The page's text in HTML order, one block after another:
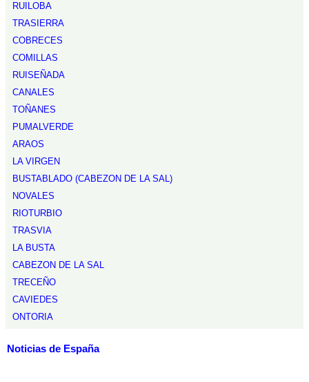
RUILOBA
TRASIERRA
COBRECES
COMILLAS
RUISEÑADA
CANALES
TOÑANES
PUMALVERDE
ARAOS
LA VIRGEN
BUSTABLADO (CABEZON DE LA SAL)
NOVALES
RIOTURBIO
TRASVIA
LA BUSTA
CABEZON DE LA SAL
TRECEÑO
CAVIEDES
ONTORIA
Noticias de España